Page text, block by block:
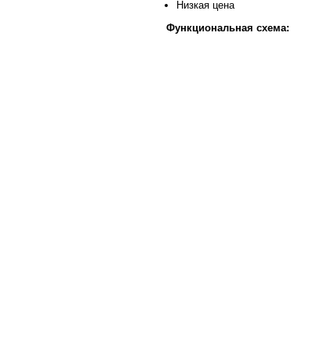
Низкая цена
Функциональная схема: